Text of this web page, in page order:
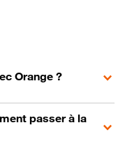
Orange ?
passer à la